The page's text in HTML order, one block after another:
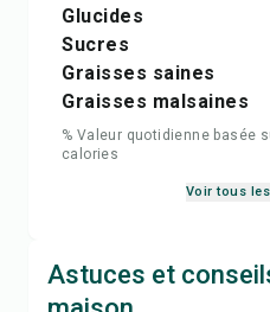
Glucides
Sucres
Graisses saines
Graisses malsaines
% Valeur quotidienne basée
calories
Voir tous
Astuces et